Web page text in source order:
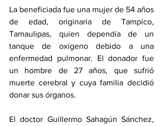
La beneficiada fue una mujer de 54 años
de edad, originaria de Tampico,
Tamaulipas, quien dependía de un
tanque de oxígeno debido a una
enfermedad pulmonar. El donador fue
un hombre de 27 años, que sufrió
muerte cerebral y cuya familia decidió
donar sus órganos.
El doctor Guillermo Sahagún Sánchez,